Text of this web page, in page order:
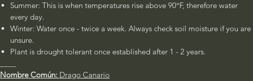
Summer: This is when temperatures rise above 90°F, therefore water
every day.
Winter: Water once - twice a week. Always check soil moisture if you are
unsure.
Plant is drought tolerant once established after 1 - 2 years.
Nombre Común: Drago Canario